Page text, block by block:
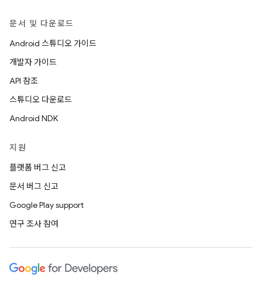
문서 및 다운로드
Android 스튜디오 가이드
개발자 가이드
API 참조
스튜디오 다운로드
Android NDK
지원
플랫폼 버그 신고
문서 버그 신고
Google Play support
연구 조사 참여